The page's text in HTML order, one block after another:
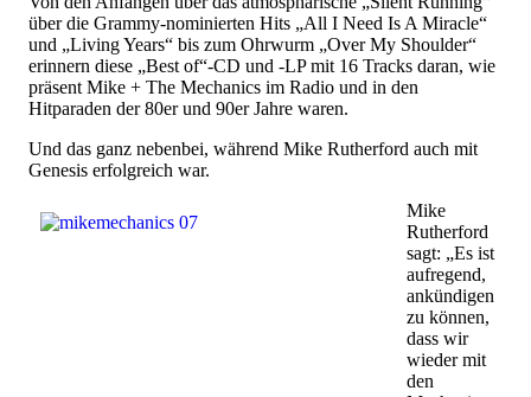
über die Grammy-nominierten Hits „All I Need Is A Miracle“
und „Living Years“ bis zum Ohrwurm „Over My Shoulder“
erinnern diese „Best of“-CD und -LP mit 16 Tracks daran, wie
präsent Mike + The Mechanics im Radio und in den
Hitparaden der 80er und 90er Jahre waren.
Und das ganz nebenbei, während Mike Rutherford auch mit
Genesis erfolgreich war.
Mike
Rutherford
sagt: „Es ist
aufregend,
ankündigen
zu können,
dass wir
wieder mit
den